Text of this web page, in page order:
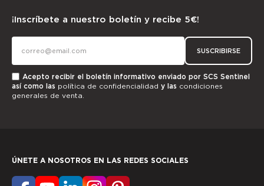
¡Inscríbete a nuestro boletín y recibe 5€!
SUSCRIBIRSE
Acepto recibir el boletín informativo enviado por SCS Sentinel
así como las política de confidencialidad y las condiciones
generales de venta.
ÚNETE A NOSOTROS EN LAS REDES SOCIALES